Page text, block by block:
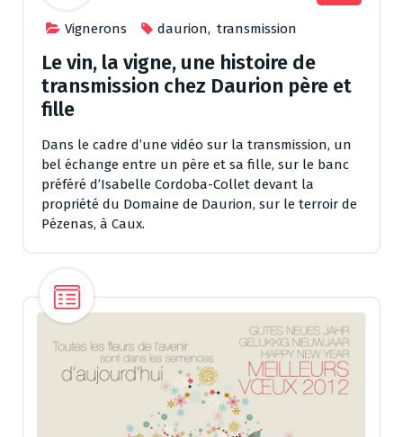
Vignerons daurion, transmission
Le vin, la vigne, une histoire de
transmission chez Daurion père et
fille
Dans le cadre d’une vidéo sur la transmission, un
bel échange entre un père et sa fille, sur le banc
préféré d’Isabelle Cordoba-Collet devant la
propriété du Domaine de Daurion, sur le terroir de
Pézenas, à Caux.